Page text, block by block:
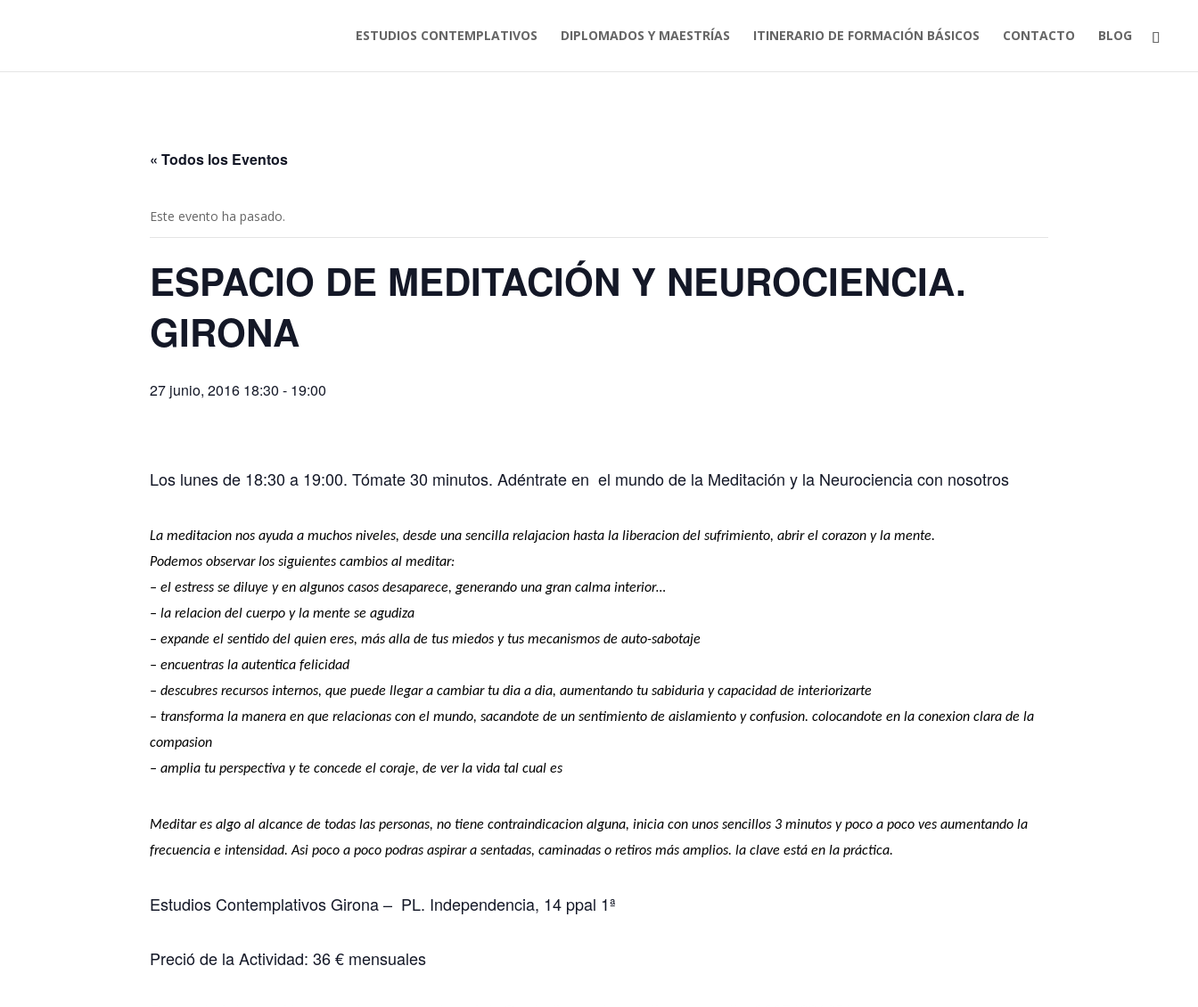
ESTUDIOS CONTEMPLATIVOS DIPLOMADOS Y MAESTRÍAS ITINERARIO DE FORMACIÓN BÁSICOS CONTACTO BLOG
« Todos los Eventos
Este evento ha pasado.
ESPACIO DE MEDITACIÓN Y NEUROCIENCIA.
GIRONA
27 junio, 2016 18:30 - 19:00
Los lunes de 18:30 a 19:00. Tómate 30 minutos. Adéntrate en el mundo de la Meditación y la Neurociencia con nosotros
La meditacion nos ayuda a muchos niveles, desde una sencilla relajacion hasta la liberacion del sufrimiento, abrir el corazon y la mente.
Podemos observar los siguientes cambios al meditar:
– el estress se diluye y en algunos casos desaparece, generando una gran calma interior…
– la relacion del cuerpo y la mente se agudiza
– expande el sentido del quien eres, más alla de tus miedos y tus mecanismos de auto-sabotaje
– encuentras la autentica felicidad
– descubres recursos internos, que puede llegar a cambiar tu dia a dia, aumentando tu sabiduria y capacidad de interiorizarte
– transforma la manera en que relacionas con el mundo, sacandote de un sentimiento de aislamiento y confusion. colocandote en la conexion clara de la
compasion
– amplia tu perspectiva y te concede el coraje, de ver la vida tal cual es
Meditar es algo al alcance de todas las personas, no tiene contraindicacion alguna, inicia con unos sencillos 3 minutos y poco a poco ves aumentando la
frecuencia e intensidad. Asi poco a poco podras aspirar a sentadas, caminadas o retiros más amplios. la clave está en la práctica.
Estudios Contemplativos Girona – PL. Independencia, 14 ppal 1ª
Preció de la Actividad: 36 € mensuales